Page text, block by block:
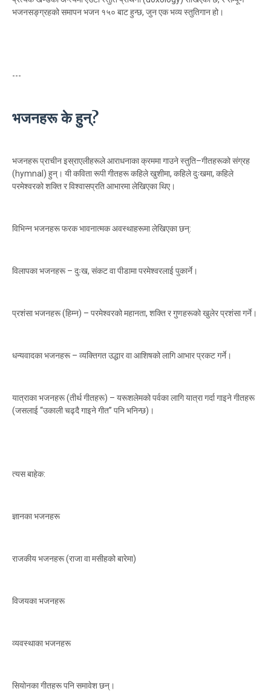
भजनसङ्ग्रहको समापन भजन १५० बाट हुन्छ, जुन एक भव्य स्तुतिगान हो।
---
भजनहरू के हुन्?
भजनहरू प्राचीन इस्राएलीहरूले आराधनाका क्रममा गाउने स्तुति–गीतहरूको संग्रह
(hymnal) हुन्। यी कविता रूपी गीतहरू कहिले खुशीमा, कहिले दुःखमा, कहिले
परमेश्वरको शक्ति र विश्वासप्रति आभारमा लेखिएका थिए।
विभिन्न भजनहरू फरक भावनात्मक अवस्थाहरूमा लेखिएका छन्:
विलापका भजनहरू – दुःख, संकट वा पीडामा परमेश्वरलाई पुकार्ने।
प्रशंसा भजनहरू (हिम्न) – परमेश्वरको महानता, शक्ति र गुणहरूको खुलेर प्रशंसा गर्ने।
धन्यवादका भजनहरू – व्यक्तिगत उद्धार वा आशिषको लागि आभार प्रकट गर्ने।
यात्राका भजनहरू (तीर्थ गीतहरू) – यरूशलेमको पर्वका लागि यात्रा गर्दा गाइने गीतहरू
(जसलाई “उकाली चढ्दै गाइने गीत” पनि भनिन्छ)।
त्यस बाहेक:
ज्ञानका भजनहरू
राजकीय भजनहरू (राजा वा मसीहको बारेमा)
विजयका भजनहरू
व्यवस्थाका भजनहरू
सियोनका गीतहरू पनि समावेश छन्।